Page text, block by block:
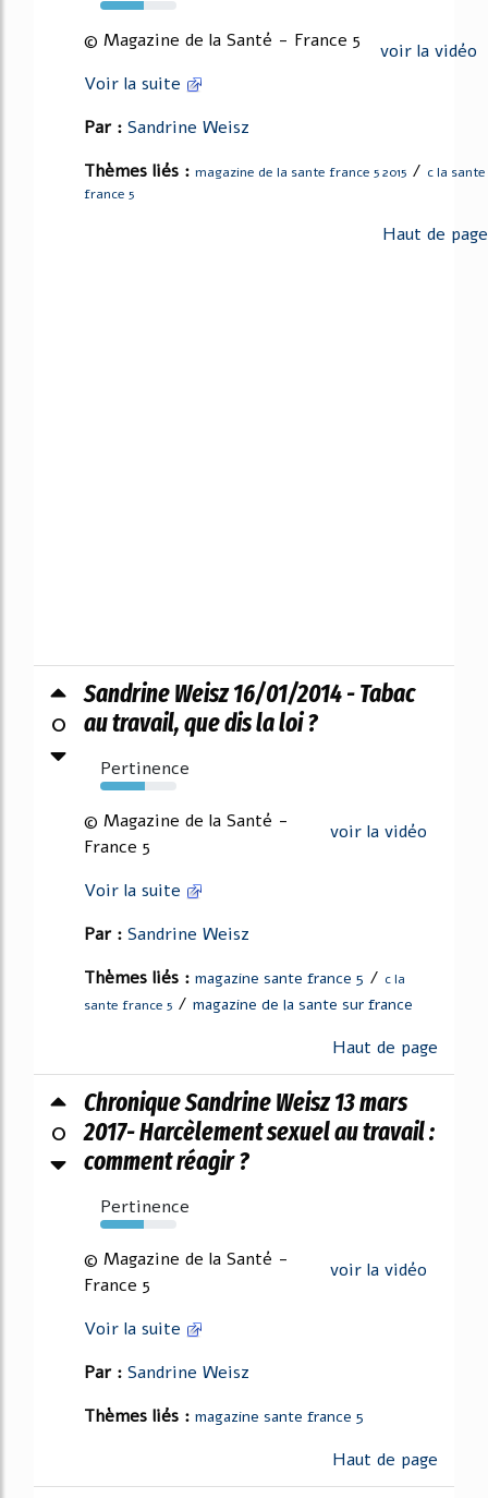
57%
voir la vidéo
© Magazine de la Santé - France 5
Voir la suite
Par : Sandrine Weisz
Thèmes liés : magazine de la sante france 5 2015 / c la sante
france 5
Haut de page
0
Sandrine Weisz 16/01/2014 - Tabac
au travail, que dis la loi ?
Pertinence
58%
voir la vidéo
© Magazine de la Santé -
France 5
Voir la suite
Par : Sandrine Weisz
Thèmes liés : magazine sante france 5 / c la
sante france 5 / magazine de la sante sur france
Haut de page
0
Chronique Sandrine Weisz 13 mars
2017- Harcèlement sexuel au travail :
comment réagir ?
Pertinence
57%
voir la vidéo
© Magazine de la Santé -
France 5
Voir la suite
Par : Sandrine Weisz
Thèmes liés : magazine sante france 5
Haut de page